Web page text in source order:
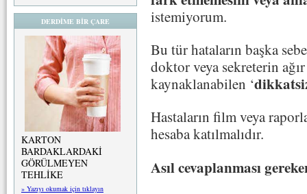
DERDİME BİR ÇARE
KARTON
BARDAKLARDAKİ
GÖRÜLMEYEN
TEHLİKE
» Yazıyı okumak için tıklayın
istemiyorum.
Bu tür hataların başka
doktor veya sekreterin
kaynaklanabilen ‘
Hastaların film veya
hesaba katılmalıdır.
Asıl cevaplanması